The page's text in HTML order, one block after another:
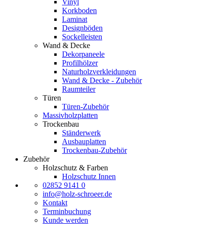
Vinyl
Korkboden
Laminat
Designböden
Sockelleisten
Wand & Decke
Dekorpaneele
Profilhölzer
Naturholzverkleidungen
Wand & Decke - Zubehör
Raumteiler
Türen
Türen-Zubehör
Massivholzplatten
Trockenbau
Ständerwerk
Ausbauplatten
Trockenbau-Zubehör
Zubehör
Holzschutz & Farben
Holzschutz Innen
02852 9141 0
info@holz-schroeer.de
Kontakt
Terminbuchung
Kunde werden